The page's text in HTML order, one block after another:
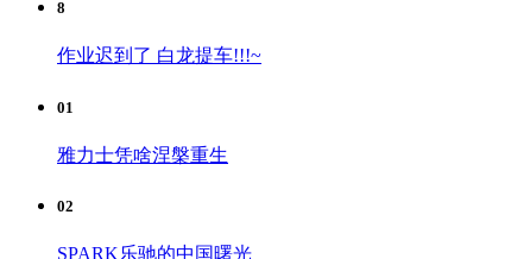
8
作业迟到了 白龙提车!!!~
01
雅力士凭啥涅槃重生
02
SPARK乐驰的中国曙光